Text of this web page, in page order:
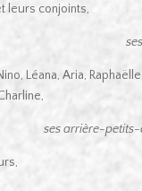
leurs conjoints,
Léana, Aria,
ses arrière-